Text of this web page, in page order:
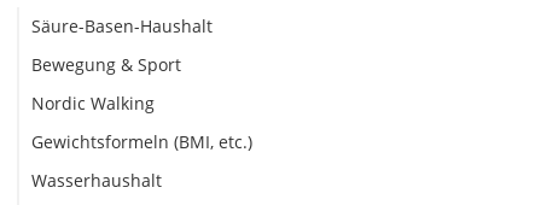
Säure-Basen-Haushalt
Bewegung & Sport
Nordic Walking
Gewichtsformeln (BMI, etc.)
Wasserhaushalt